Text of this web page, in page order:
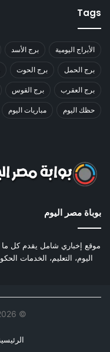
Tags
الأبراج اليومية برج الأسد
برج الحمل برج الحوت
برج العقرب برج القوس
حظك اليوم مباريات اليوم
بوباة مصر اليوم
موقع إخباري شامل يقدم كل ما
اليوم، التعليم، الخدمات
©